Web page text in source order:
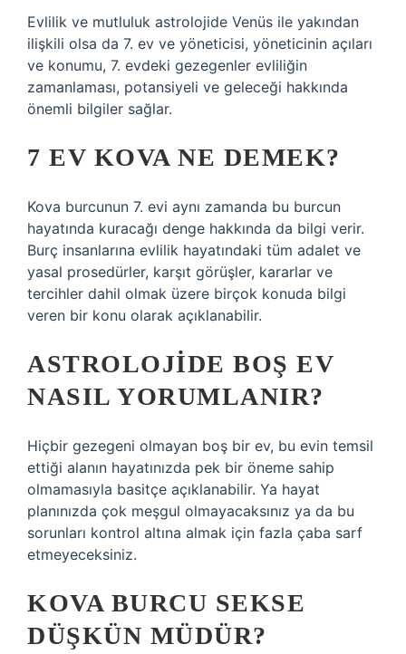
Evlilik ve mutluluk astrolojide Venüs ile yakından
ilişkili olsa da 7. ev ve yöneticisi, yöneticinin açıları
ve konumu, 7. evdeki gezegenler evliliğin
zamanlaması, potansiyeli ve geleceği hakkında
önemli bilgiler sağlar.
7 EV KOVA NE DEMEK?
Kova burcunun 7. evi aynı zamanda bu burcun
hayatında kuracağı denge hakkında da bilgi verir.
Burç insanlarına evlilik hayatındaki tüm adalet ve
yasal prosedürler, karşıt görüşler, kararlar ve
tercihler dahil olmak üzere birçok konuda bilgi
veren bir konu olarak açıklanabilir.
ASTROLOJIDE BOŞ EV
NASIL YORUMLANIR?
Hiçbir gezegeni olmayan boş bir ev, bu evin temsil
ettiği alanın hayatınızda pek bir öneme sahip
olmamasıyla basitçe açıklanabilir. Ya hayat
planınızda çok meşgul olmayacaksınız ya da bu
sorunları kontrol altına almak için fazla çaba sarf
etmeyeceksiniz.
KOVA BURCU SEKSE
DÜŞKÜN MÜDÜR?